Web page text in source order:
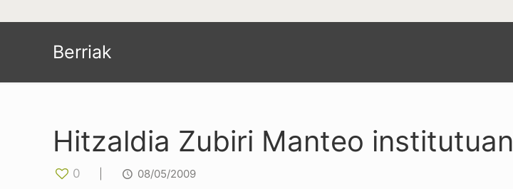
Berriak
Hitzaldia Zubiri Manteo institutuan
0 08/05/2009